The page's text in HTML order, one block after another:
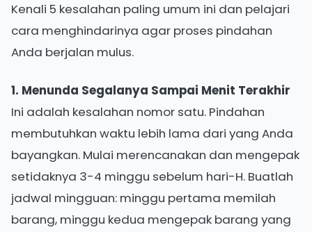
Kenali 5 kesalahan paling umum ini dan pelajari
cara menghindarinya agar proses pindahan
Anda berjalan mulus.
1. Menunda Segalanya Sampai Menit Terakhir
Ini adalah kesalahan nomor satu. Pindahan
membutuhkan waktu lebih lama dari yang Anda
bayangkan. Mulai merencanakan dan mengepak
setidaknya 3-4 minggu sebelum hari-H. Buatlah
jadwal mingguan: minggu pertama memilah
barang, minggu kedua mengepak barang yang